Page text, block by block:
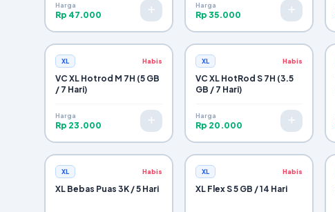
Harga
Rp 47.000
Harga
Rp 35.000
XL Habis
VC XL Hotrod M 7H (5 GB
/ 7 Hari)
Harga
Rp 23.000
XL Habis
VC XL HotRod S 7H (3.5
GB / 7 Hari)
Harga
Rp 20.000
XL Habis
XL Bebas Puas 3K / 5 Hari
XL Habis
XL Flex S 5 GB / 14 Hari